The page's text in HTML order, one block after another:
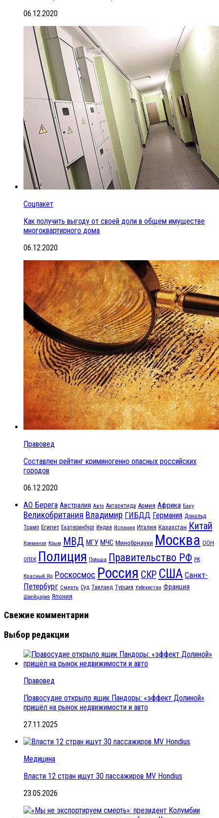
06.12.2020
Соцпакет
Как получить выгоду от своей доли в общем имуществе
многоквартирного дома
06.12.2020
Правовед
Составлен рейтинг криминогенно опасных российских
городов
06.12.2020
АО Берега Австралия Авто Антарктида Армия Африка Баку
Великобритания Владимир ГИБДД Германия Дональд
Трамп Египет Екатеринбург Индия Испания Италия Казахстан Китай
Криминал Крым МВД МГУ МЧС Минобрнауки Москва ООН
ОПЕК Полиция Польша Правительство РФ РК
Красный Яр Роскосмос Россия СКР США Санкт-
Петербург Смерть Суд Таиланд Турция Узбекистан Франция
Швейцария Япония
Свежие комментарии
Выбор редакции
Правовед
Правосудие открыло ящик Пандоры: «эффект Долиной»
пришёл на рынок недвижимости и авто
27.11.2025
Медицина
Власти 12 стран ищут 30 пассажиров MV Hondius
23.05.2026